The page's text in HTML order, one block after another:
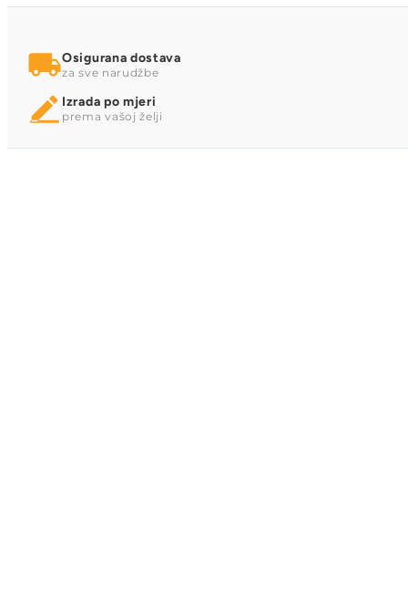
Osigurana dostava
za sve narudžbe
Izrada po mjeri
prema vašoj želji